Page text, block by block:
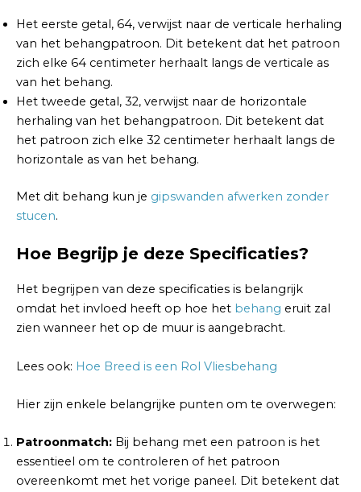
Het eerste getal, 64, verwijst naar de verticale herhaling
van het behangpatroon. Dit betekent dat het patroon
zich elke 64 centimeter herhaalt langs de verticale as
van het behang.
Het tweede getal, 32, verwijst naar de horizontale
herhaling van het behangpatroon. Dit betekent dat
het patroon zich elke 32 centimeter herhaalt langs de
horizontale as van het behang.
Met dit behang kun je gipswanden afwerken zonder
stucen.
Hoe Begrijp je deze Specificaties?
Het begrijpen van deze specificaties is belangrijk
omdat het invloed heeft op hoe het behang eruit zal
zien wanneer het op de muur is aangebracht.
Lees ook: Hoe Breed is een Rol Vliesbehang
Hier zijn enkele belangrijke punten om te overwegen:
Patroonmatch: Bij behang met een patroon is het
essentieel om te controleren of het patroon
overeenkomt met het vorige paneel. Dit betekent dat